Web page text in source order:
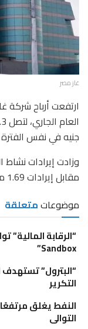
غاز مصر
جنيه في نفس الفترة من
مقابل إيرادات 1.69 مليار جنيه في الربع المقارن من العام الماضي.
موضوعاتمتعلقة
Sandbox”
التكرير
النفط يغلق
التوالى